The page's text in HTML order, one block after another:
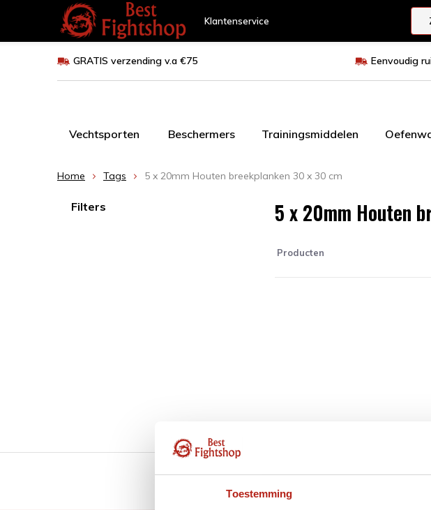
Toestemming
Klantenservice
GRATIS verzending v.a €75 Eenvoudig
Vechtsporten Beschermers Trainingsmiddelen
Home Tags 5 x 20mm Houten breekplanken 30 x 30 cm
Filters 5 x 20mm Houten
Producten